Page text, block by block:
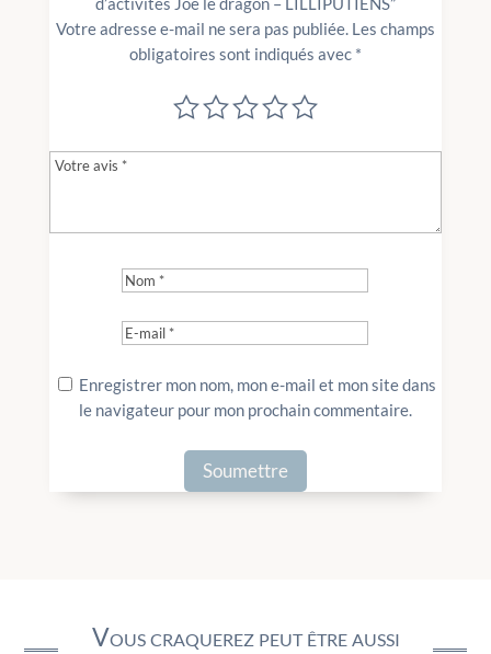
Votre adresse e-mail ne sera pas publiée. Les champs
obligatoires sont indiqués avec *
Enregistrer mon nom, mon e-mail et mon site dans
le navigateur pour mon prochain commentaire.
Vous craquerez peut être aussi